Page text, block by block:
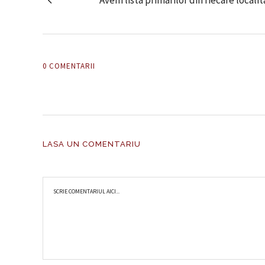
0 COMENTARII
LASA UN COMENTARIU